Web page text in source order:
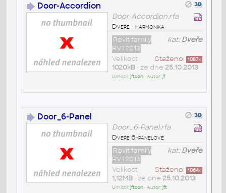
Door-Accordion
Door-Accordion.rfa
Dveře - harmonika
kat:Dveře
Revit family
RVT2013
Staženo: 1087x
Velikost
1020kB• ze dne 25.10.2013
Umístil:jftson• Autor:jf
Door_6-Panel
Door_6-Panel.rfa
Dveře 6-panelové
kat:Dveře
Revit family
RVT2013
Staženo: 1064x
Velikost
1,12MB• ze dne 25.10.2013
Umístil:jftson• Autor:jft